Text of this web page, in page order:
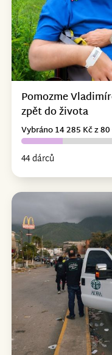
Pomozme
zpět do života
44 dárců
Vybráno 14 285 Kč z